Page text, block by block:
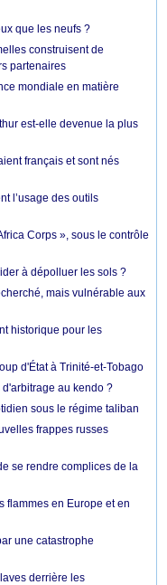
que les neufs ?
construisent de
partenaires
mondiale en matière
est-elle devenue la plus
français et sont nés
l’usage des outils
Corps », sous le contrôle
à dépolluer les sols ?
mais vulnérable aux
historique pour les
d'État à Trinité-et-Tobago
au kendo ?
sous le régime taliban
frappes russes
se rendre complices de la
flammes en Europe et en
une catastrophe
derrière les